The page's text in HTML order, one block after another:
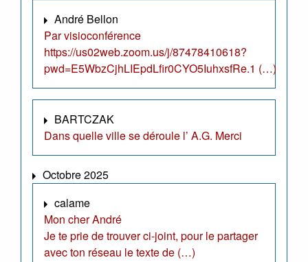
André Bellon
Par visioconférence
https://us02web.zoom.us/j/87478410618?
pwd=E5WbzCjhLIEpdLfir0CYO5IuhxsfRe.1 (…)
BARTCZAK
Dans quelle ville se déroule l’ A.G. Merci
Octobre 2025
calame
Mon cher André
Je te prie de trouver ci-joint, pour le partager
avec ton réseau le texte de (…)